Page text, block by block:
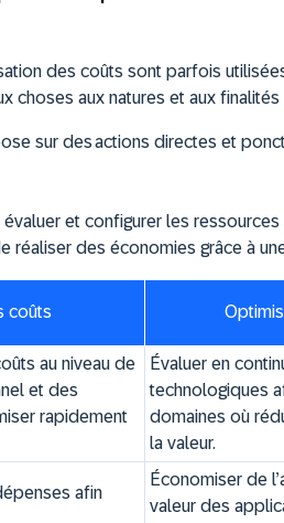
des coûts sont parfois
choses aux natures et aux
sur des actions directes et
et configurer les
réaliser des économies grâce à
coûts
au niveau de
et des
rapidement
Évaluer en
technologiques
domaines où
la valeur.
afin
Économiser de
valeur des